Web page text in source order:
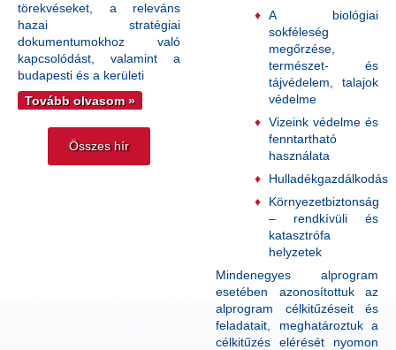
törekvéseket, a releváns
hazai stratégiai
dokumentumokhoz való
kapcsolódást, valamint a
budapesti és a kerületi
Tovább olvasom »
Összes hír
A biológiai
sokféleség
megőrzése,
természet- és
tájvédelem, talajok
védelme
Vizeink védelme és
fenntartható
használata
Hulladékgazdálkodás
Környezetbiztonság
– rendkívüli és
katasztrófa
helyzetek
Mindenegyes alprogram
esetében azonosítottuk az
alprogram célkitűzéseit és
feladatait, meghatároztuk a
célkitűzés elérését nyomon